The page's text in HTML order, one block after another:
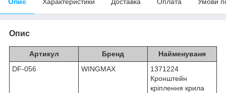
Опис
Артикул Бренд
Найменуваня
DF-056
WINGMAX
1371224
Кронштейн
кріплення крила